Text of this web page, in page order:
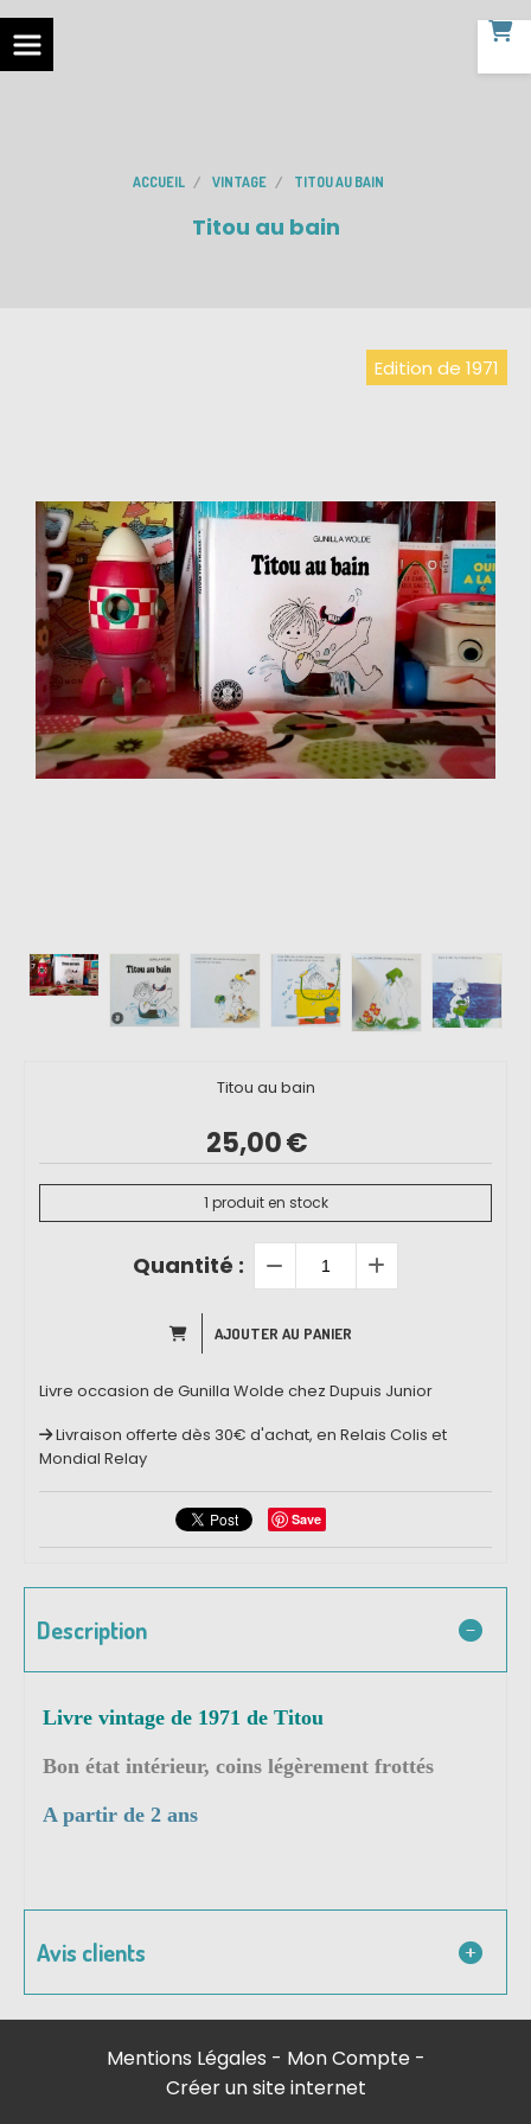
ACCUEIL VINTAGE TITOU AU BAIN
Titou au bain
Edition de 1971
Titou au bain
25,00€
1 produit en stock
Quantité :
AJOUTER AU PANIER
Livre occasion de Gunilla Wolde chez Dupuis Junior
Livraison offerte dès 30€ d'achat, en Relais Colis et
Mondial Relay
Save
Description
Livre vintage de 1971 de Titou
Bon état intérieur, coins légèrement frottés
A partir de 2 ans
Avis clients
Mentions Légales
Mon Compte
Créer un site internet